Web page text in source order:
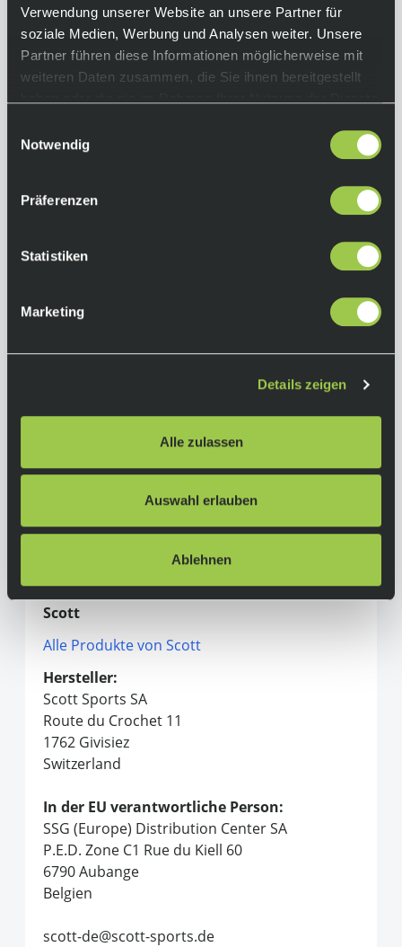
Verwendung unserer Website an unsere Partner für
soziale Medien, Werbung und Analysen weiter. Unsere
Partner führen diese Informationen möglicherweise mit
weiteren Daten zusammen, die Sie ihnen bereitgestellt
Notwendig
Präferenzen
Statistiken
Marketing
Details zeigen
Alle zulassen
Auswahl erlauben
Ablehnen
Replaceable Derailleur Hanger, Internal cable
routing
Gabel:
Addict RC HMX Flatmount Disc, 27.2 mm
Eccentric Carbon steerer
Antrieb:
Kassette: SRAM FORCE XG1270 E1, 10-36 Z.
Meter Crankset, 48/35 Z.
SRAM FORCE AXS HRD Shift-Brake System
SRAM PACELINE rotor 160 mm vorne und 140
Syncros SP-R101-CF
Herstellerinformationen
Scott
Alle Produkte von Scott
Hersteller:
Scott Sports SA
Route du Crochet 11
1762 Givisiez
Switzerland
In der EU verantwortliche Person:
SSG (Europe) Distribution Center SA
P.E.D. Zone C1 Rue du Kiell 60
6790 Aubange
Belgien
scott-de@scott-sports.de